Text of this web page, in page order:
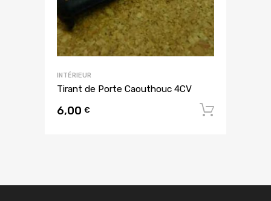
INTÉRIEUR
Tirant de Porte Caouthouc 4CV
6,00 €